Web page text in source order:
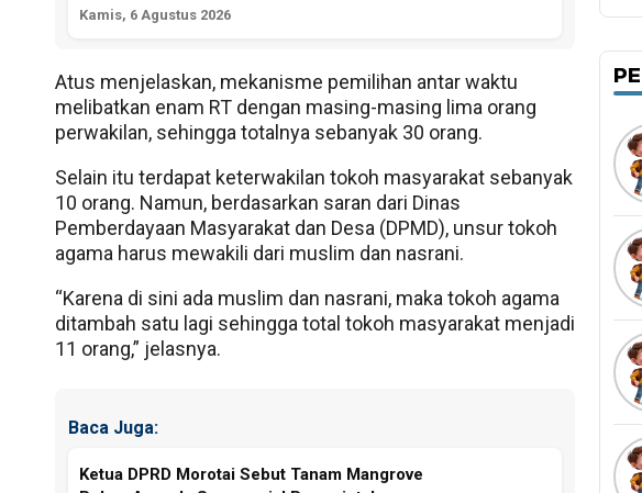
Kamis, 6 Agustus 2026
Atus menjelaskan, mekanisme pemilihan antar waktu
melibatkan enam RT dengan masing-masing lima orang
perwakilan, sehingga totalnya sebanyak 30 orang.
Selain itu terdapat keterwakilan tokoh masyarakat sebanyak
10 orang. Namun, berdasarkan saran dari Dinas
Pemberdayaan Masyarakat dan Desa (DPMD), unsur tokoh
agama harus mewakili dari muslim dan nasrani.
“Karena di sini ada muslim dan nasrani, maka tokoh agama
ditambah satu lagi sehingga total tokoh masyarakat menjadi
11 orang,” jelasnya.
Baca Juga:
Ketua DPRD Morotai Sebut Tanam Mangrove